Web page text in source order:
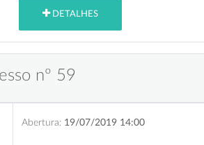
DETALHES
nº 59
Abertura: 19/07/2019 14:00